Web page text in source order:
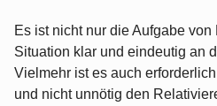
Es ist nicht nur die Aufgabe
Situation klar und eindeutig an
Vielmehr ist es auch
und nicht unnötig den